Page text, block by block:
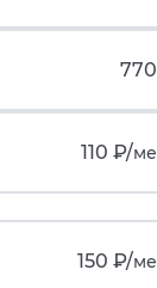
110 ₽/
150 ₽/